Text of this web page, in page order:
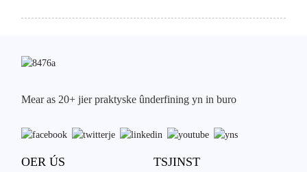
Mear as 20+ jier praktyske ûnderfining yn in buro
OER ÚS TSJINST